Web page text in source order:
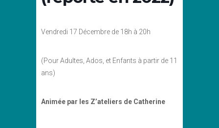
Vendredi 17 Décembre de 18h à 20h
(Pour Adultes, Ados, et Enfants à partir de 11
ans)
Animée par les Z’ateliers de Catherine